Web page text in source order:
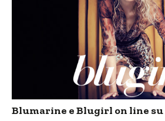
Blumarine e Blugirl on line su